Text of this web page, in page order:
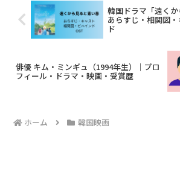
韓国ドラマ「遠くか
あらすじ・相関図
ド
俳優 キム・ミンギュ（1994年生）｜プロ
フィール・ドラマ・映画・受賞歴
ホーム 韓国映画